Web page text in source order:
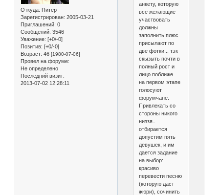
Откуда: Питер
Зарегистрирован: 2005-03-21
Приглашений: 0
Сообщений: 3546
Уважение: [+0/-0]
Позитив: [+0/-0]
Возраст: 46 [1980-07-06]
Провел на форуме:
Не определено
Последний визит:
2013-07-02 12:28:11
анкету, которую
все желающие
участвовать
должны
заполнить плюс
присылают по
две фотки... тэк
скызыть почти в
полный рост и
лицо поближе.....
на первом этапе
голосуют
форумчане.
Привлекать со
стороны никого
низзя..
отбирается
допустим пять
девушек, и им
дается задание
на выбор:
красиво
перевести песню
(которую даст
жюри), сочинить